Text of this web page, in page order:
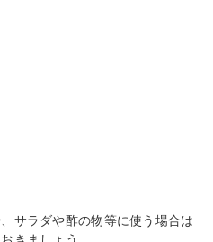
サラダや酢の物等に使う場合は
きましょう。